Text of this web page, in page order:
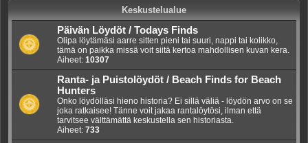
Keskustelualue
Päivän Löydöt / Todays Finds
Olipa löytämäsi aarre sitten pieni tai suuri, nappi tai kolikko,
tämä on paikka missä voit siitä kertoa mahdollisen kuvan kera.
Aiheet: 10307
Ranta- ja Puistolöydöt / Beach Finds for Beach
Hunters
Onko löydölläsi hieno historia? Ei sillä väliä - löydön arvo on se
joka ratkaisee! Tänne voit jakaa rantalöytösi, ilman että
tarvitsee välttämättä keskustella sen historiasta.
Aiheet: 733